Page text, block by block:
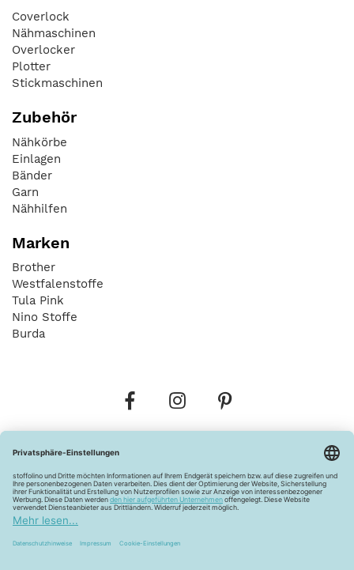
Coverlock
Nähmaschinen
Overlocker
Plotter
Stickmaschinen
Zubehör
Nähkörbe
Einlagen
Bänder
Garn
Nähhilfen
Marken
Brother
Westfalenstoffe
Tula Pink
Nino Stoffe
Burda
Widerrufsbelehrung Vertrag widerrufen
Barrierefreiheitserklärung